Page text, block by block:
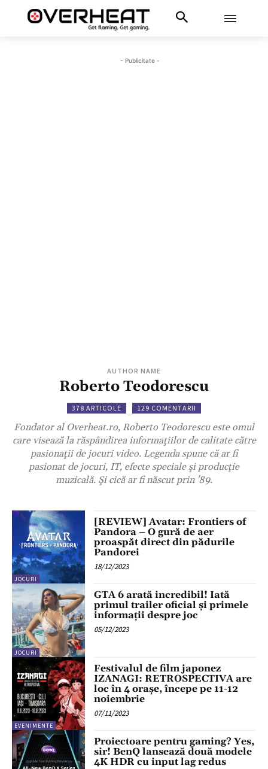
- Publicitate -
AUTHOR NAME
Roberto Teodorescu
378 ARTICOLE 129 COMENTARII
Fondator al Overheat.ro, Roberto Teodorescu este omul
care visează la răspândirea informaţiilor de calitate către
pasionaţii de jocuri video. Legenda spune că ar fi
pasionat de jocuri, IT, efecte speciale şi producţie
muzicală. Şi cică ar fi născut prin '89.
JOCURI
[REVIEW] Avatar: Frontiers of
Pandora – O gură de aer
proaspăt direct din pădurile
Pandorei
18/12/2023
JOCURI
GTA 6 arată incredibil! Iată
primul trailer oficial și primele
informații despre joc
05/12/2023
EVENIMENTE
Festivalul de film japonez
IZANAGI: RETROSPECTIVA are
loc în 4 orașe, începe pe 11-12
noiembrie
07/11/2023
Proiectoare pentru gaming? Yes,
sir! BenQ lansează două modele
4K HDR cu input lag redus